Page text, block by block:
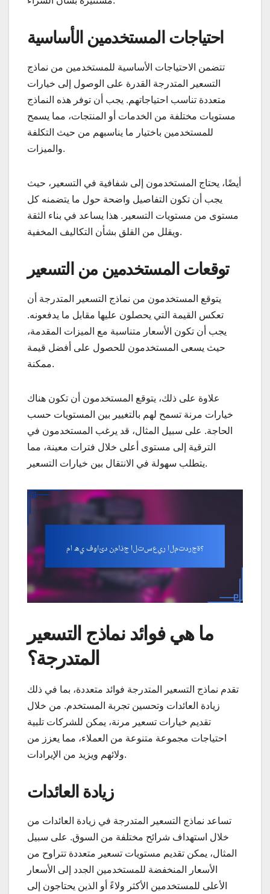
احتياجات المستخدمين الأساسية
تتضمن الاحتياجات الأساسية للمستخدمين من نماذج
التسعير المتدرجة القدرة على الوصول إلى خيارات
متعددة تناسب احتياجاتهم. يجب أن توفر هذه النماذج
مستويات مختلفة من الخدمات أو المنتجات، مما يسمح
للمستخدمين باختيار ما يناسبهم من حيث التكلفة
والميزات.
أيضًا، يحتاج المستخدمون إلى شفافية في التسعير، حيث
يجب أن تكون التفاصيل واضحة حول ما يتضمنه كل
مستوى من مستويات التسعير. هذا يساعد في بناء الثقة
ويقلل من القلق بشأن التكاليف المخفية.
توقعات المستخدمين من التسعير
يتوقع المستخدمون من نماذج التسعير المتدرجة أن
تعكس القيمة التي يحصلون عليها مقابل ما يدفعونه.
يجب أن تكون الأسعار متناسبة مع الميزات المقدمة،
حيث يسعى المستخدمون للحصول على أفضل قيمة
ممكنة.
علاوة على ذلك، يتوقع المستخدمون أن تكون هناك
خيارات مرنة تسمح لهم بالتغيير بين المستويات حسب
الحاجة. على سبيل المثال، قد يرغب المستخدمون في
الترقية إلى مستوى أعلى خلال فترات معينة، مما
يتطلب سهولة في الانتقال بين خيارات التسعير.
ما هي فوائد نماذج التسعير
المتدرجة؟
تقدم نماذج التسعير المتدرجة فوائد متعددة، بما في ذلك
زيادة العائدات وتحسين تجربة المستخدم. من خلال
تقديم خيارات تسعير مرنة، يمكن للشركات تلبية
احتياجات مجموعة متنوعة من العملاء، مما يعزز من
ولائهم ويزيد من الإيرادات.
زيادة العائدات
تساعد نماذج التسعير المتدرجة في زيادة العائدات من
خلال استهداف شرائح مختلفة من السوق. على سبيل
المثال، يمكن تقديم مستويات تسعير متعددة تتراوح من
الأسعار المنخفضة للمستخدمين الجدد إلى الأسعار
الأعلى للمستخدمين الأكثر ولاءً أو الذين يحتاجون إلى